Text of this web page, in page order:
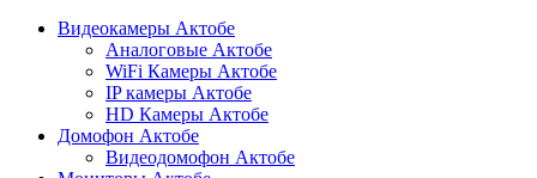
Видеокамеры Актобе
Аналоговые Актобе
WiFi Камеры Актобе
IP камеры Актобе
HD Камеры Актобе
Домофон Актобе
Видеодомофон Актобе